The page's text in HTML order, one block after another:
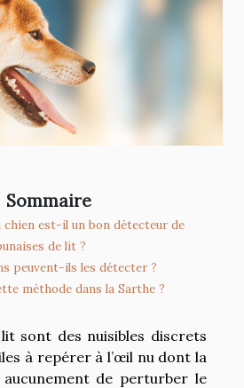
Sommaire
chien est-il un bon détecteur de
de lit ?
peuvent-ils les détecter ?
méthode dans la Sarthe ?
sont des nuisibles discrets
à repérer à l’œil nu dont la
aucunement de perturber le